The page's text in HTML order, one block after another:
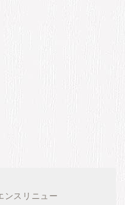
ンスリニュー